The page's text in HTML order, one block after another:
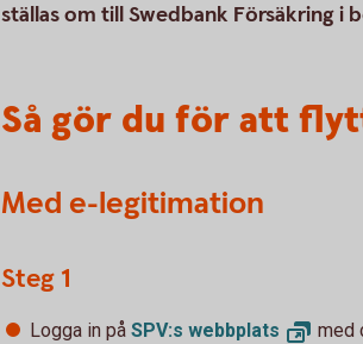
ställas om till Swedbank Försäkring i
Så gör du för att
Med e-legitimation
Steg 1
Logga in på SPV:s webbplats
med